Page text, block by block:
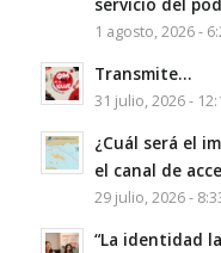
1 agosto, 2026 -
Transmite…
31 julio, 2026 -
¿Cuál será el
el canal de
29 julio, 2026 -
“La identidad